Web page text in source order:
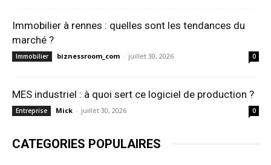
Immobilier à rennes : quelles sont les tendances du
marché ?
Immobilier biznessroom_com - juillet 30, 2026 0
MES industriel : à quoi sert ce logiciel de production ?
Entreprise Mick - juillet 30, 2026 0
CATEGORIES POPULAIRES